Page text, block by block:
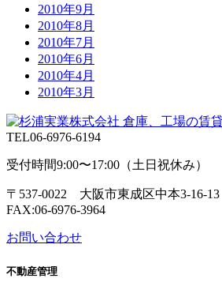
2010年9月
2010年8月
2010年7月
2010年6月
2010年4月
2010年3月
TEL06-6976-6194
受付時間9:00〜17:00（土日祝休み）
〒537-0022 大阪市東成区中本3-16-13
FAX:06-6976-3964
お問い合わせ
不動産管理